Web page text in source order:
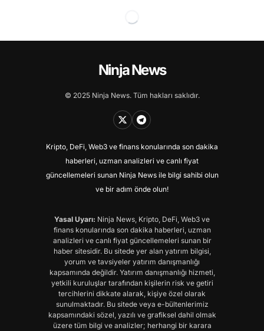
Ninja News
© 2025 Ninja News. Tüm hakları saklıdır.
Kripto, DeFi, Web3 ve finans konularında son dakika
haberleri, uzman analizleri ve canlı fiyat
güncellemeleri sunan Ninja News ile bilgi sahibi olun
ve bir adım önde olun!
Yasal Uyarı: Ninja News, Kripto, DeFi, Web3 ve
finans konularında son dakika haberleri, uzman
analizleri ve canlı fiyat güncellemeleri sunan bir
haber sitesidir. Bu sitede yer alan yatırım bilgisi,
yorum ve tavsiyeler yatırım danışmanlığı
kapsamında değildir. Yatırım danışmanlığı hizmeti,
yetkili kuruluşlar tarafından kişilerin risk ve getiri
tercihlerini dikkate alarak, kişiye özel olarak
sunulmaktadır. Bu sitede veya e-bültenlerimiz
kapsamındaki sözel, yazılı ve grafiksel dahil olmak
üzere tüm bilgi ve analizler; herhangi bir karara